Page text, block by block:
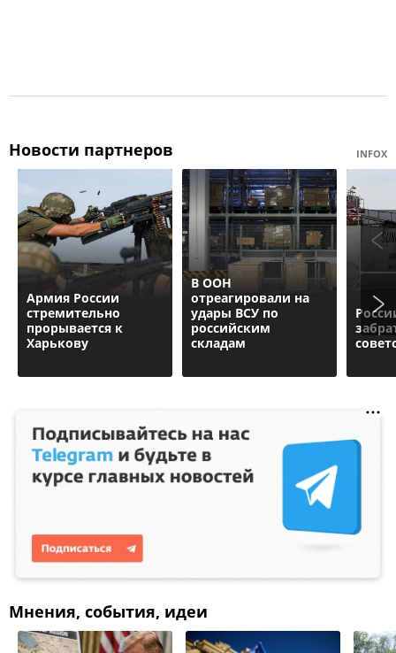
Новости партнеров INFOX
Армия России
стремительно
прорывается к
Харькову
В ООН
отреагировали на
удары ВСУ по
российским
складам
Мнения, события, идеи